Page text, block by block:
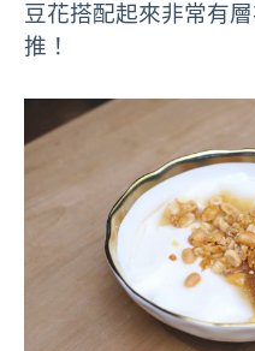
豆花搭配起來非常有
推！